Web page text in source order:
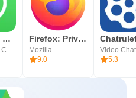
WhatsApp Business Firefox: Privater Browser
Mozilla
9.0
5.3